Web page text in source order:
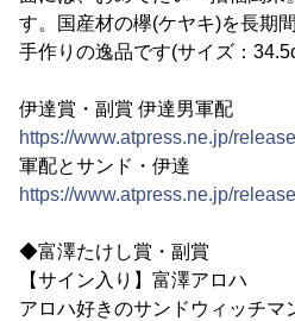
す。国産材の欅(ケヤキ)を長期
手作りの逸品です(サイズ：
伊達賞・副賞 伊達男軍配
https://www.atpress.ne.jp/
軍配とサンド・伊達
https://www.atpress.ne.jp/
◆富澤たけし賞・副賞
【サイン入り】富澤アロハ
アロハ好きのサンドウィッチマ